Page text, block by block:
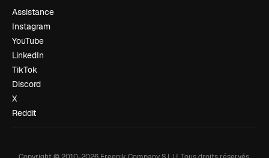
Assistance
Instagram
YouTube
LinkedIn
TikTok
Discord
X
Reddit